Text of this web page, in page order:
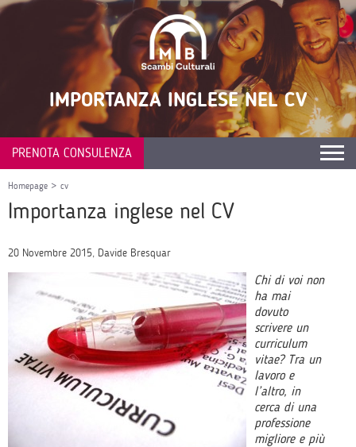
IMPORTANZA INGLESE NEL CV
PRENOTA CONSULENZA
Homepage > cv
Importanza inglese nel CV
20 Novembre 2015, Davide Bresquar
Chi di voi non
ha mai
dovuto
scrivere un
curriculum
vitae? Tra un
lavoro e
l’altro, in
cerca di una
professione
migliore e più